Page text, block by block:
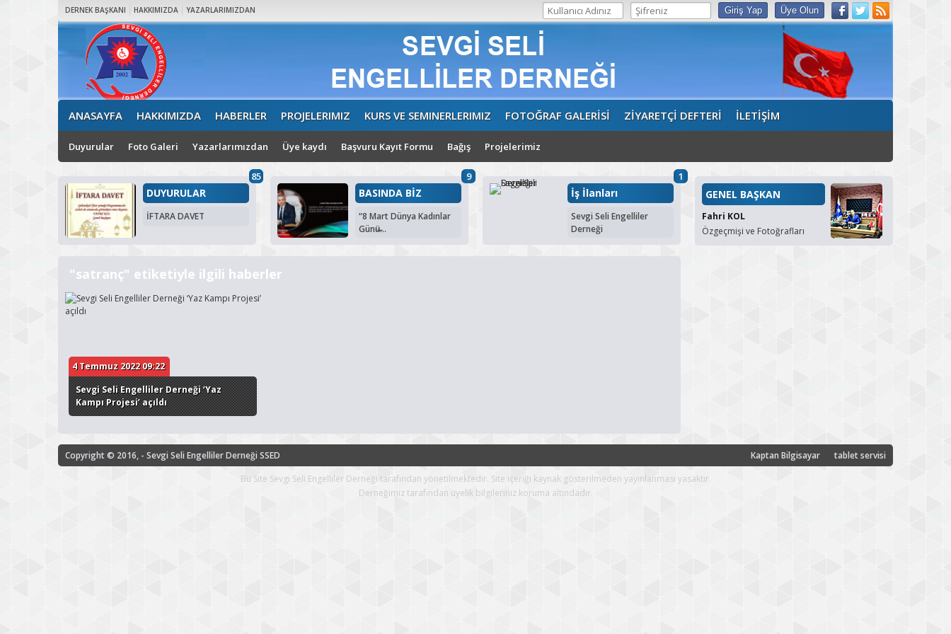
DERNEK BAŞKANI HAKKIMIZDA YAZARLARIMIZDAN
ANASAYFA HAKKIMIZDA HABERLER PROJELERIMIZ KURS VE SEMINERLERIMIZ FOTOĞRAF GALERİSİ ZİYARETÇİ DEFTERİ İLETİŞİM
Duyurular Foto Galeri Yazarlarımızdan Üye kaydı Başvuru Kayıt Formu Bağış Projelerimiz
85
DUYURULAR
İFTARA DAVET
9
BASINDA BİZ
“8 Mart Dünya Kadınlar
Günü̶...
1
İş İlanları
Sevgi Seli Engelliler
Derneği
GENEL BAŞKAN
Fahri KOL
Özgeçmişi ve Fotoğrafları
"satranç" etiketiyle ilgili haberler
4 Temmuz 2022 09:22
Sevgi Seli Engelliler Derneği ‘Yaz
Kampı Projesi’ açıldı
Copyright © 2016, - Sevgi Seli Engelliler Derneği SSED Kaptan Bilgisayar
tablet servisi
Bu Site Sevgi Seli Engelliler Derneği tarafından yönetilmektedir. Site içeriği kaynak gösterilmeden yayınlanması yasaktır.
Derneğimiz tarafından üyelik bilgileriniz koruma altındadır.